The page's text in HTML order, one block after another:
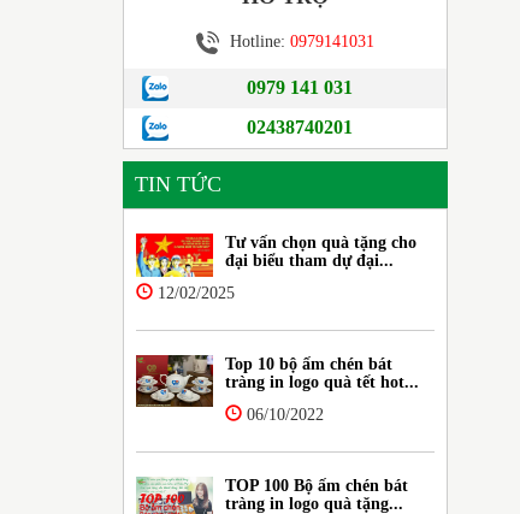
Hotline: 0979141031
0979 141 031
02438740201
TIN TỨC
Tư vấn chọn quà tặng cho
đại biểu tham dự đại...
12/02/2025
Top 10 bộ ấm chén bát
tràng in logo quà tết hot...
06/10/2022
TOP 100 Bộ ấm chén bát
tràng in logo quà tặng...